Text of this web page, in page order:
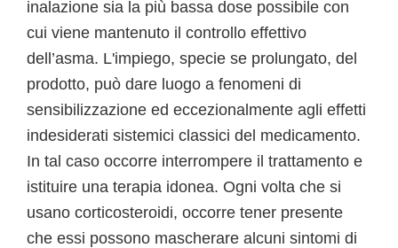
inalazione sia la più bassa dose possibile con
cui viene mantenuto il controllo effettivo
dell’asma. L'impiego, specie se prolungato, del
prodotto, può dare luogo a fenomeni di
sensibilizzazione ed eccezionalmente agli effetti
indesiderati sistemici classici del medicamento.
In tal caso occorre interrompere il trattamento e
istituire una terapia idonea. Ogni volta che si
usano corticosteroidi, occorre tener presente
che essi possono mascherare alcuni sintomi di